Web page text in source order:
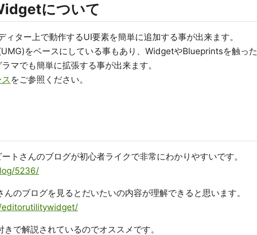
について
ィター上で動作するUI要素を簡単に追加する事が出来ます。
をベースにしている事もあり、WidgetやBlueprintsを触った
マでも簡単に拡張する事が出来ます。
をご参照ください。
トさんのブログが初心者ライクで非常にわかりやすいです。
5236/
のブログを見るとだいたいの内容が理解できると思います。
で解説されているのでオススメです。